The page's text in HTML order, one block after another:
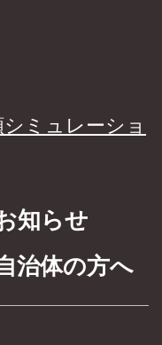
ミュレーショ
知らせ
治体の方へ